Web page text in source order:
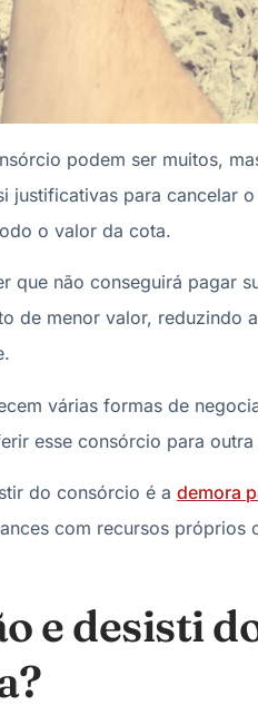
podem ser muitos,
justificativas para cancelar
o valor da cota.
que não conseguirá pagar
de menor valor, reduzindo
várias formas de
esse consórcio para
do consórcio é a demora
com recursos próprios
e desisti